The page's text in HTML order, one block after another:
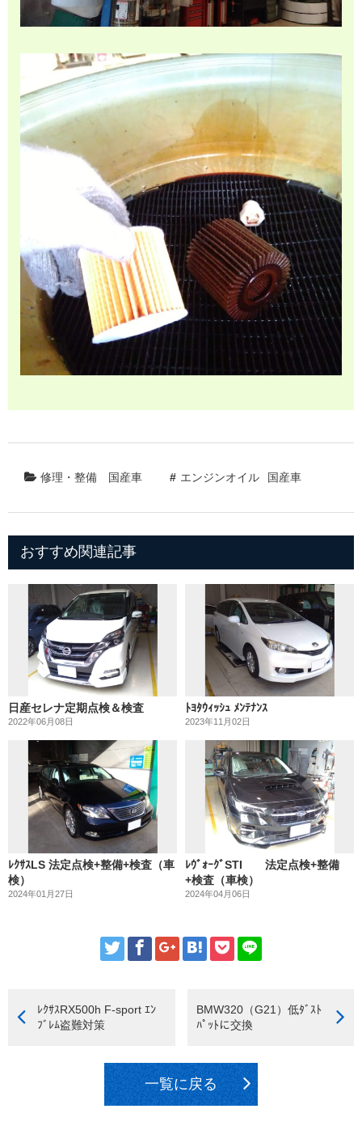
修理・整備 国産車 エンジンオイル 国産車
おすすめ関連記事
日産セレナ定期点検＆検査
2022年06月08日
ﾄﾖﾀｳｨｯｼｭ ﾒﾝﾃﾅﾝｽ
2023年11月02日
ﾚｸｻｽLS 法定点検+整備+検査（車
検）
2024年01月27日
ﾚｳﾞｫｰｸﾞSTI 法定点検+整備
+検査（車検）
2024年04月06日
ﾚｸｻｽRX500h F-sport ｴﾝ
ﾌﾞﾚﾑ盗難対策
BMW320（G21）低ﾀﾞｽﾄ
ﾊﾟｯﾄに交換
一覧に戻る